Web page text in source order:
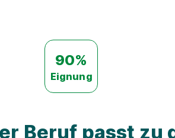
90%
Eignung
Beruf passt zu